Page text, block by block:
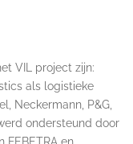
VIL project zijn:
als logistieke
Neckermann, P&G,
ondersteund door
FEBETRA en